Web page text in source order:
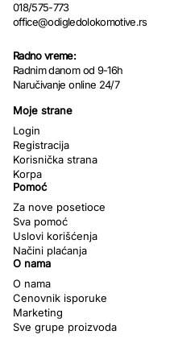
018/575-773
office@odigledolokomotive.rs
Radno vreme:
Radnim danom od 9-16h
Naručivanje online 24/7
Moje strane
Login
Registracija
Korisnička strana
Korpa
Pomoć
Za nove posetioce
Sva pomoć
Uslovi korišćenja
Načini plaćanja
O nama
O nama
Cenovnik isporuke
Marketing
Sve grupe proizvoda